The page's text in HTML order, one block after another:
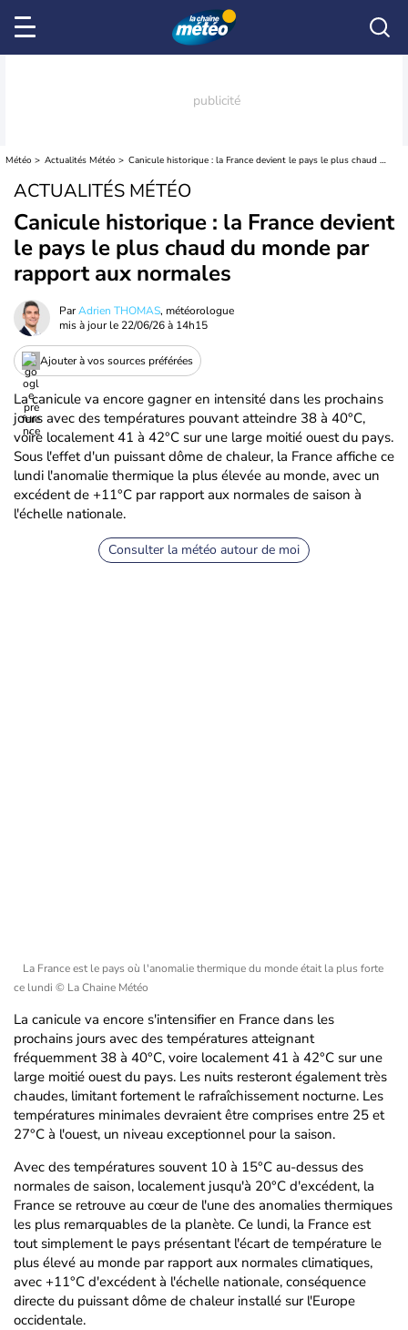
Météo Actualités Météo Canicule historique : la France devient le pays le plus chaud du monde par rapport aux normales
ACTUALITÉS MÉTÉO
Canicule historique : la France devient
le pays le plus chaud du monde par
rapport aux normales
ParAdrien THOMAS, météorologue
mis à jour le 22/06/26 à 14h15
Ajouter à vos sources préférées
La canicule va encore gagner en intensité dans les prochains
jours avec des températures pouvant atteindre 38 à 40°C,
voire localement 41 à 42°C sur une large moitié ouest du pays.
Sous l'effet d'un puissant dôme de chaleur, la France affiche ce
lundi l'anomalie thermique la plus élevée au monde, avec un
excédent de +11°C par rapport aux normales de saison à
l'échelle nationale.
Consulter la météo autour de moi
La France est le pays où l'anomalie thermique du monde était la plus forte
ce lundi © La Chaine Météo
La canicule va encore s'intensifier en France dans les
prochains jours avec des températures atteignant
fréquemment 38 à 40°C, voire localement 41 à 42°C sur une
large moitié ouest du pays. Les nuits resteront également très
chaudes, limitant fortement le rafraîchissement nocturne. Les
températures minimales devraient être comprises entre 25 et
27°C à l'ouest, un niveau exceptionnel pour la saison.
Avec des températures souvent 10 à 15°C au-dessus des
normales de saison, localement jusqu'à 20°C d'excédent, la
France se retrouve au cœur de l'une des anomalies thermiques
les plus remarquables de la planète. Ce lundi, la France est
tout simplement le pays présentant l'écart de température le
plus élevé au monde par rapport aux normales climatiques,
avec +11°C d'excédent à l'échelle nationale, conséquence
directe du puissant dôme de chaleur installé sur l'Europe
occidentale.